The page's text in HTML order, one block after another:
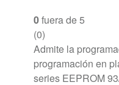
0fuera de 5
(0)
Admite la
programación en
series EEPROM